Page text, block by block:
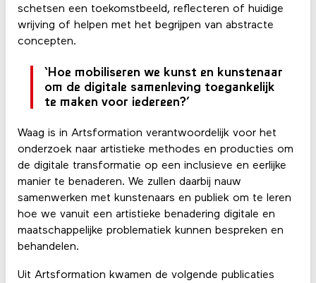
schetsen een toekomstbeeld, reflecteren of huidige
wrijving of helpen met het begrijpen van abstracte
concepten.
‘Hoe mobiliseren we kunst en kunstenaar
om de digitale samenleving toegankelijk
te maken voor iedereen?’
Waag is in Artsformation verantwoordelijk voor het
onderzoek naar artistieke methodes en producties om
de digitale transformatie op een inclusieve en eerlijke
manier te benaderen. We zullen daarbij nauw
samenwerken met kunstenaars en publiek om te leren
hoe we vanuit een artistieke benadering digitale en
maatschappelijke problematiek kunnen bespreken en
behandelen.
Uit Artsformation kwamen de volgende publicaties